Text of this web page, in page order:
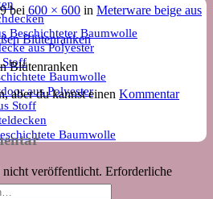
Beschichteter Baumwolle
aus Polyester
Stoff
Baumwolle
aus Polyester
Stoff
Baumwolle
bei 600 × 600 in Meterware beige aus
Blütenranken
aber du kannst einen Kommentar
veröffentlicht. Erforderliche